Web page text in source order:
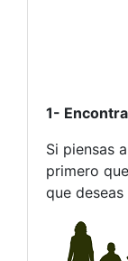
1-
Si piensas
primero
que